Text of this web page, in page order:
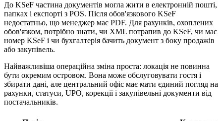
До KSeF частина документів могла жити в електронній пошті,
папках і експорті з POS. Після обов'язкового KSeF
недостатньо, що менеджер має PDF. Для рахунків, охоплених
обов'язком, потрібно знати, чи XML потрапив до KSeF, чи має
номер KSeF і чи бухгалтерія бачить документ з боку продажів
або закупівель.
Найважливіша операційна зміна проста: локація не повинна
бути окремим островом. Вона може обслуговувати гостя і
збирати дані, але центральний офіс має мати єдиний погляд на
рахунки, статуси, UPO, корекції і закупівельні документи від
постачальників.